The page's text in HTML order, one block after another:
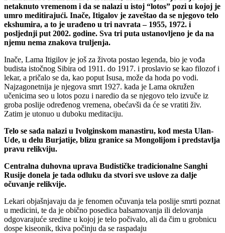
netaknuto vremenom i da se nalazi u istoj “lotos” pozi u kojoj je
umro meditirajući. Inače, Itigalov je zaveštao da se njegovo telo
ekshumira, a to je urađeno u tri navrata – 1955, 1972. i
posljednji put 2002. godine. Sva tri puta ustanovljeno je da na
njemu nema znakova truljenja.
Inače, Lama Itigilov je još za života postao legenda, bio je vođa
budista istočnog Sibira od 1911. do 1917. i proslavio se kao filozof i
lekar, a pričalo se da, kao poput Isusa, može da hoda po vodi.
Najzagonetnija je njegova smrt 1927. kada je Lama okružen
učenicima seo u lotos pozu i naredio da se njegovo telo izvuče iz
groba poslije određenog vremena, obećavši da će se vratiti živ.
Zatim je utonuo u duboku meditaciju.
Telo se sada nalazi u Ivolginskom manastiru, kod mesta Ulan-
Ude, u delu Burjatije, blizu granice sa Mongolijom i predstavlja
pravu relikviju.
Centralna duhovna uprava Budističke tradicionalne Sanghi
Rusije donela je tada odluku da stvori sve uslove za dalje
očuvanje relikvije.
Lekari objašnjavaju da je fenomen očuvanja tela poslije smrti poznat
u medicini, te da je obično posedica balsamovanja ili delovanja
odgovarajuće sredine u kojoj je telo počivalo, ali da čim u grobnicu
dospe kiseonik, tkiva počinju da se raspadaju